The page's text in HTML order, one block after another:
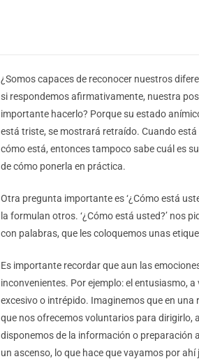
¿Somos capaces de reconocer nuestros
si respondemos afirmativamente, nuestra
importante hacerlo? Porque su estado
está triste, se mostrará retraído. Cuando
cómo está, entonces tampoco sabe cuál es
de cómo ponerla en práctica.
Otra pregunta importante es ‘¿Cómo está
la formulan otros. ‘¿Cómo está usted?’ nos
con palabras, que les coloquemos unas
Es importante recordar que aun las
inconvenientes. Por ejemplo: el entusiasmo,
excesivo o intrépido. Imaginemos que en
que nos ofrecemos voluntarios para dirigirlo,
disponemos de la información o preparación
un ascenso, lo que hace que vayamos por